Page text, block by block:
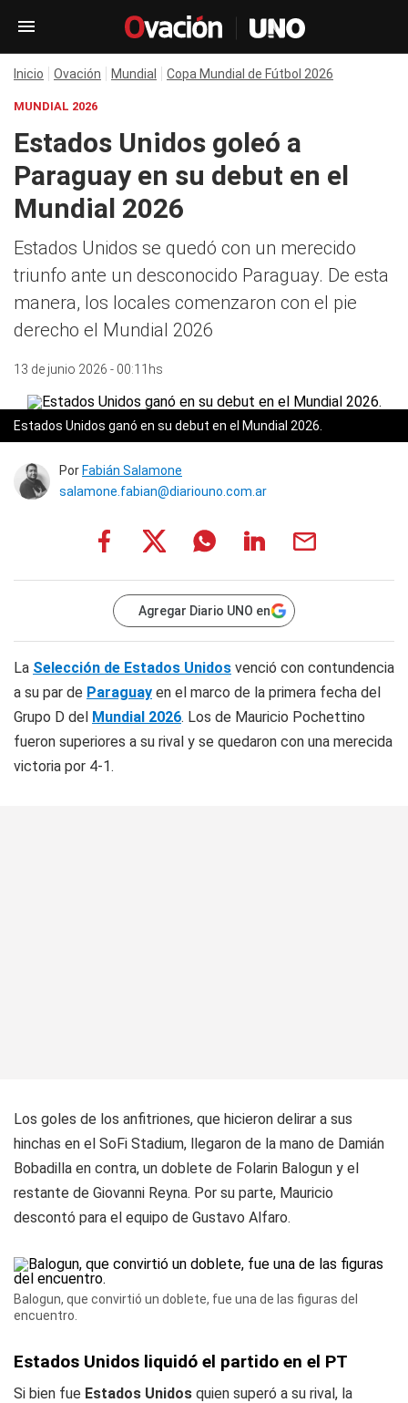
Inicio Ovación Mundial Copa Mundial de Fútbol 2026
MUNDIAL 2026
Estados Unidos goleó a
Paraguay en su debut en el
Mundial 2026
Estados Unidos se quedó con un merecido
triunfo ante un desconocido Paraguay. De esta
manera, los locales comenzaron con el pie
derecho el Mundial 2026
13 de junio 2026 - 00:11hs
Estados Unidos ganó en su debut en el Mundial 2026.
Por Fabián Salamone
salamone.fabian@diariouno.com.ar
Agregar Diario UNO en
La Selección de Estados Unidos venció con contundencia
a su par de Paraguay en el marco de la primera fecha del
Grupo D del Mundial 2026. Los de Mauricio Pochettino
fueron superiores a su rival y se quedaron con una merecida
victoria por 4-1.
Los goles de los anfitriones, que hicieron delirar a sus
hinchas en el SoFi Stadium, llegaron de la mano de Damián
Bobadilla en contra, un doblete de Folarin Balogun y el
restante de Giovanni Reyna. Por su parte, Mauricio
descontó para el equipo de Gustavo Alfaro.
Balogun, que convirtió un doblete, fue una de las figuras del
encuentro.
Estados Unidos liquidó el partido en el PT
Si bien fue Estados Unidos quien superó a su rival, la